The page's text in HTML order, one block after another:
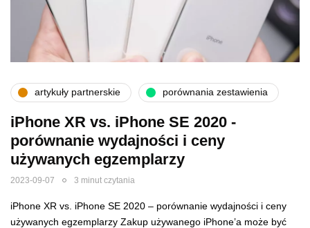
artykuły partnerskie porównania zestawienia
iPhone XR vs. iPhone SE 2020 -
porównanie wydajności i ceny
używanych egzemplarzy
2023-09-07 3 minut czytania
iPhone XR vs. iPhone SE 2020 – porównanie wydajności i ceny
używanych egzemplarzy Zakup używanego iPhone’a może być